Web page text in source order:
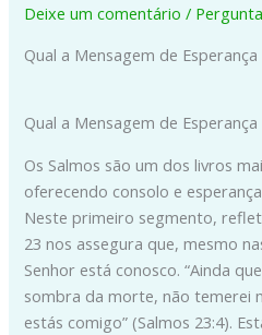
Deixe um comentário /
Qual a Mensagem de Esperança
Qual a Mensagem de Esperança
Os Salmos são um dos livros
oferecendo consolo e
Neste primeiro segmento,
23 nos assegura que, mesmo
Senhor está conosco. “Ainda
sombra da morte, não temerei
estás comigo” (Salmos 23:4).